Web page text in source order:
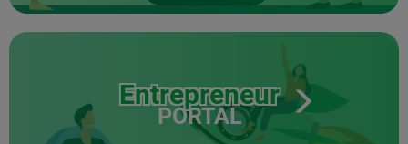
Entrepreneur
PORTAL